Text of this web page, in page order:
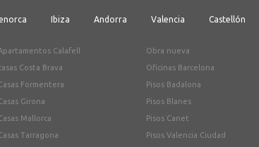
Ibiza Andorra Valencia Castellón
Calafell
Costa Brava
Formentera
Girona
Mallorca
Tarragona
Obra nueva
Oficinas Barcelona
Pisos Badalona
Pisos Blanes
Pisos Canet
Pisos Valencia Ciudad